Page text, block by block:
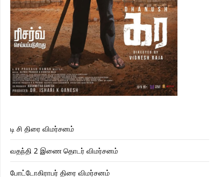
டி சி திரை விமர்சனம்
வதந்தி 2 இணை தொடர் விமர்சனம்
போட்டோகிராபர் திரை விமர்சனம்